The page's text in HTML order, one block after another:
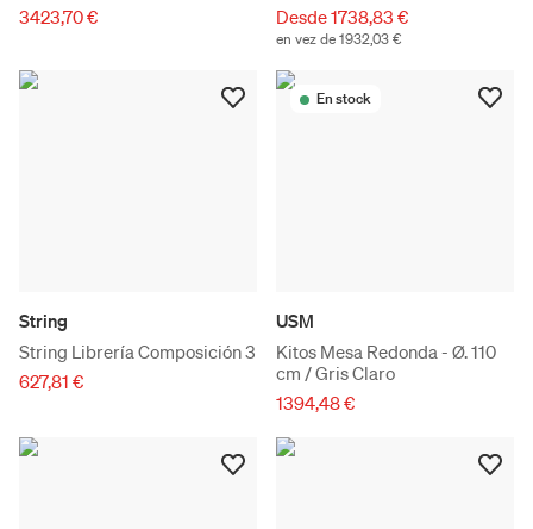
3423,70 €
Desde 1738,83 €
en vez de 1932,03 €
String
String Librería Composición 3
627,81 €
En stock
USM
Kitos Mesa Redonda - Ø. 110
cm / Gris Claro
1394,48 €